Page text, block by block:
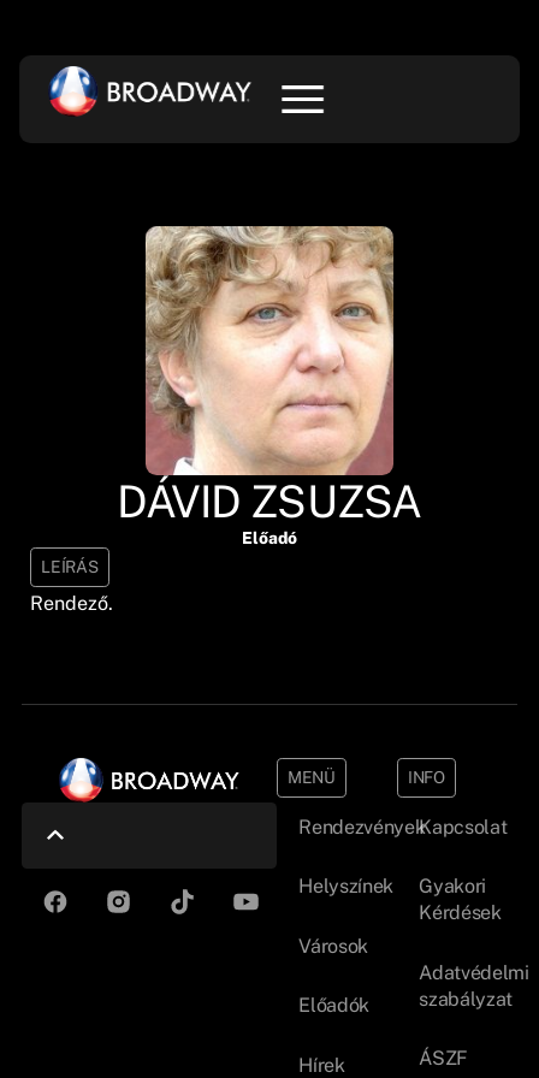
DÁVID ZSUZSA
Előadó
LEÍRÁS
Rendező.
MENÜ
Rendezvények
Helyszínek
Városok
Előadók
Hírek
INFO
Kapcsolat
Gyakori
Kérdések
Adatvédelmi
szabályzat
ÁSZF